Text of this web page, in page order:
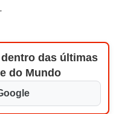
das últimas
do Mundo